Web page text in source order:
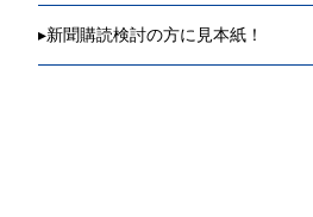
▸新聞購読検討の方に見本紙！